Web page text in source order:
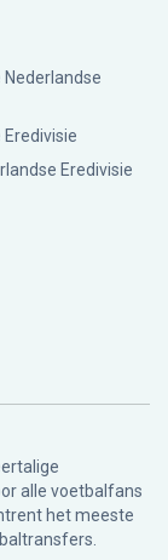
Eredivisie
alle voetbalfans
het meeste